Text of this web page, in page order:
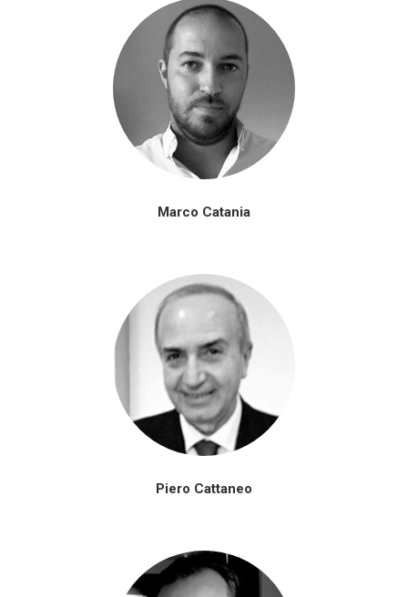
Marco Catania
Piero Cattaneo